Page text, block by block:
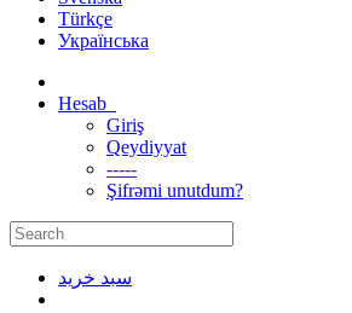
Türkçe
Українська
Hesab
Giriş
Qeydiyyat
-----
Şifrəmi unutdum?
سبد خرید